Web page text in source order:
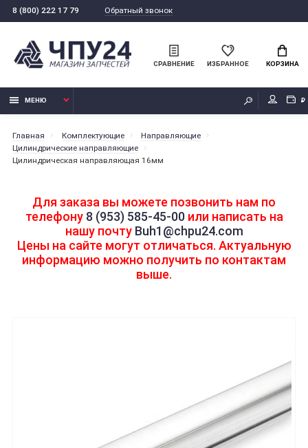
8 (800) 222 17 79 Обратный звонок
СРАВНЕНИЕ ИЗБРАННОЕ КОРЗИНА
МЕНЮ ₽
Главная Комплектующие
Направляющие
Цилиндрические направляющие
Цилиндрическая направляющая 16мм
Для заказа вы можете позвонить нам по
телефону 8 (953) 585-45-00или написать на
нашу почту Buh1@chpu24.com
Цены на сайте могут отличаться. Актуальную
информацию можно получить по контактам
выше.